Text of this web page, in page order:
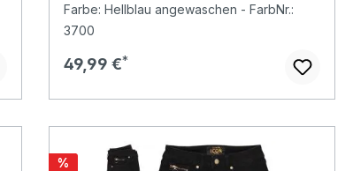
Farbe: Hellblau angewaschen - FarbNr.:
3700
Regulärer Preis:
49,99 €
Rabatt
%